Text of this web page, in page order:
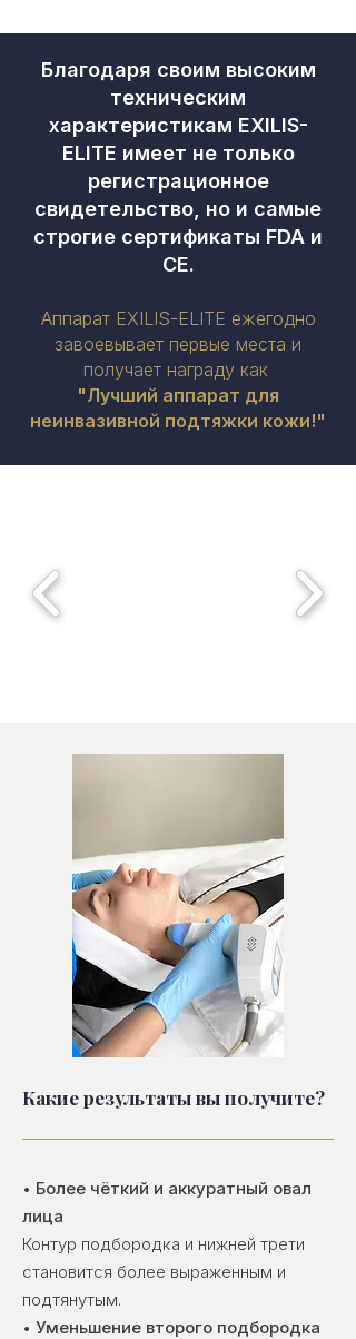
Благодаря своим высоким
техническим
характеристикам EXILIS-
ELITE имеет не только
регистрационное
свидетельство, но и самые
строгие сертификаты FDA и
CE.
Аппарат EXILIS-ELITE ежегодно
завоевывает первые места и
получает награду как
"Лучший аппарат для
неинвазивной подтяжки кожи!"
Какие результаты вы получите?
• Более чёткий и аккуратный овал
лица
Контур подбородка и нижней трети
становится более выраженным и
подтянутым.
• Уменьшение второго подбородка